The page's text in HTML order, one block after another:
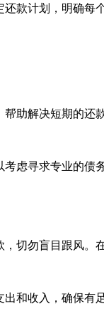
款计划，明确每
助解决短期的还
虑寻求专业的
切勿盲目跟风。
和收入，确保有